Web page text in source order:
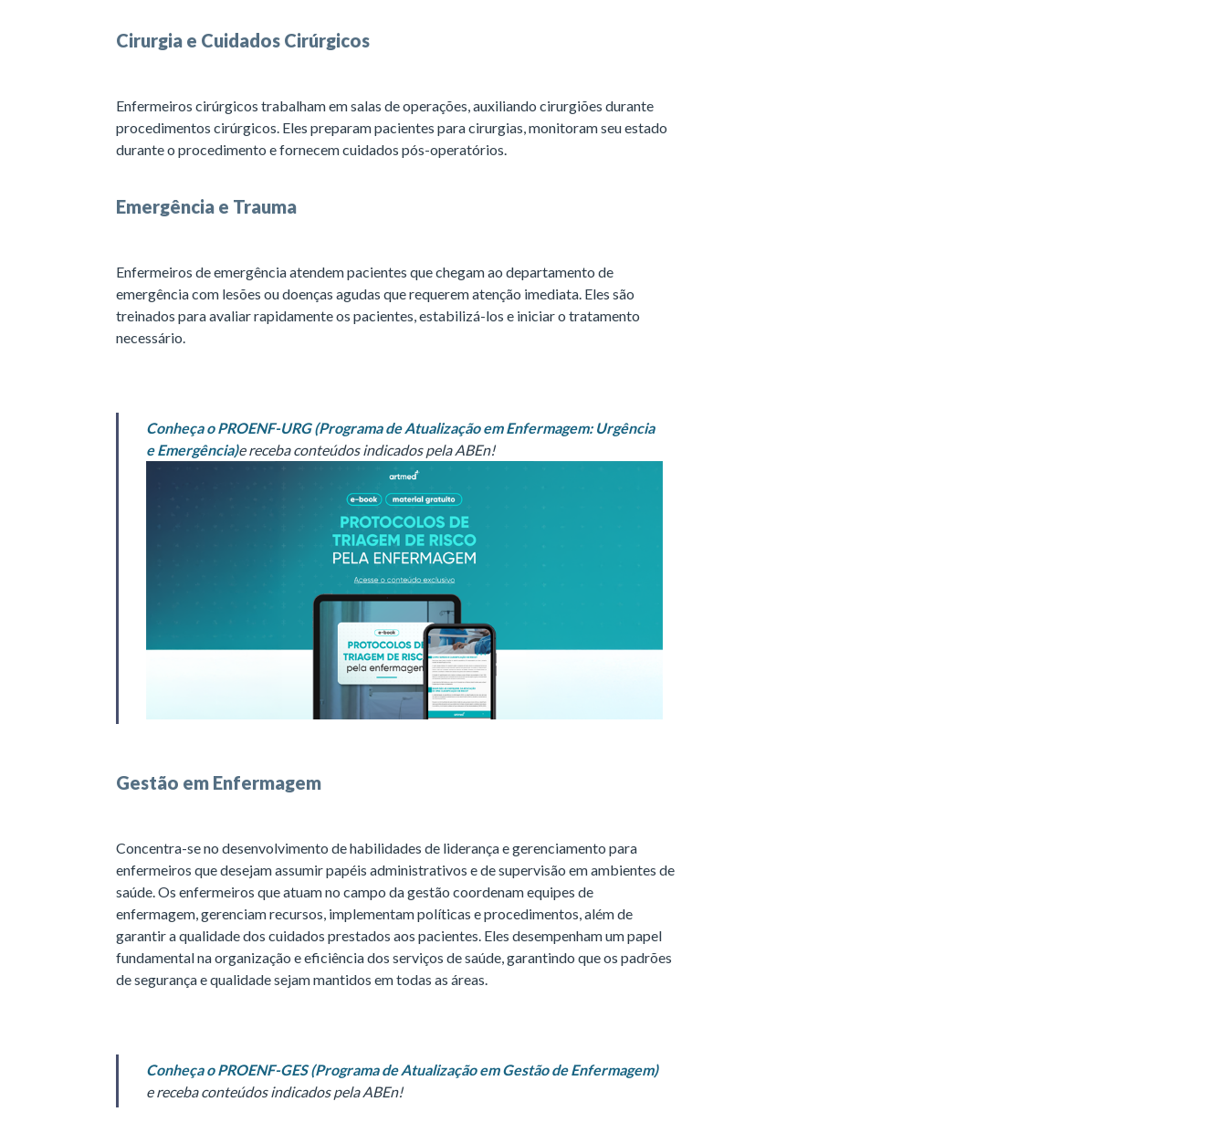
Cirurgia e Cuidados Cirúrgicos
Enfermeiros cirúrgicos trabalham em salas de operações, auxiliando cirurgiões durante
procedimentos cirúrgicos. Eles preparam pacientes para cirurgias, monitoram seu estado
durante o procedimento e fornecem cuidados pós-operatórios.
Emergência e Trauma
Enfermeiros de emergência atendem pacientes que chegam ao departamento de
emergência com lesões ou doenças agudas que requerem atenção imediata. Eles são
treinados para avaliar rapidamente os pacientes, estabilizá-los e iniciar o tratamento
necessário.
Conheça o PROENF-URG (Programa de Atualização em Enfermagem: Urgência
e Emergência)e receba conteúdos indicados pela ABEn!
Gestão em Enfermagem
Concentra-se no desenvolvimento de habilidades de liderança e gerenciamento para
enfermeiros que desejam assumir papéis administrativos e de supervisão em ambientes de
saúde. Os enfermeiros que atuam no campo da gestão coordenam equipes de
enfermagem, gerenciam recursos, implementam políticas e procedimentos, além de
garantir a qualidade dos cuidados prestados aos pacientes. Eles desempenham um papel
fundamental na organização e eficiência dos serviços de saúde, garantindo que os padrões
de segurança e qualidade sejam mantidos em todas as áreas.
Conheça o PROENF-GES (Programa de Atualização em Gestão de Enfermagem)
e receba conteúdos indicados pela ABEn!